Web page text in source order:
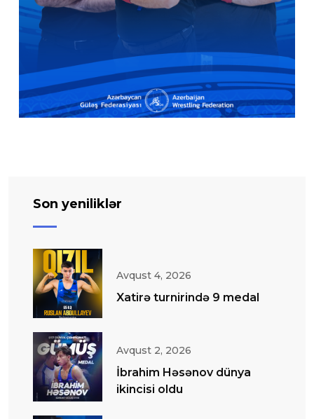
Son yeniliklər
Avqust 4, 2026
Xatirə turnirində 9 medal
Avqust 2, 2026
İbrahim Həsənov dünya
ikincisi oldu